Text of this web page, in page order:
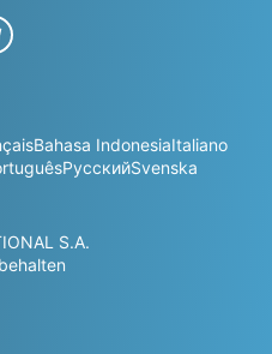
Bahasa IndonesiaItaliano
РусскийSvenska
S.A.